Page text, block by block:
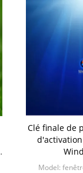
Clé finale de
Model: